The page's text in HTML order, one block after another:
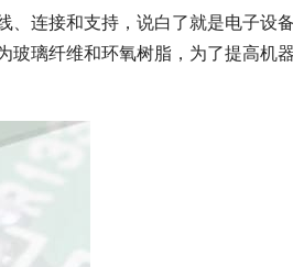
、连接和支持，说白了就是电子设
玻璃纤维和环氧树脂，为了提高机